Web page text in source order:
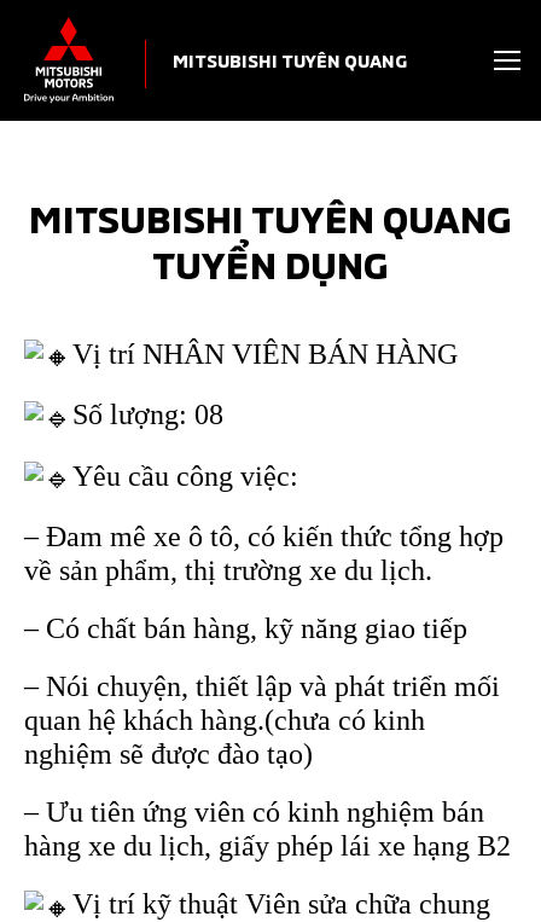
MITSUBISHI TUYÊN QUANG
MITSUBISHI TUYÊN QUANG
TUYỂN DỤNG
Vị trí NHÂN VIÊN BÁN HÀNG
Số lượng: 08
Yêu cầu công việc:
– Đam mê xe ô tô, có kiến thức tổng hợp
về sản phẩm, thị trường xe du lịch.
– Có chất bán hàng, kỹ năng giao tiếp
– Nói chuyện, thiết lập và phát triển mối
quan hệ khách hàng.(chưa có kinh
nghiệm sẽ được đào tạo)
– Ưu tiên ứng viên có kinh nghiệm bán
hàng xe du lịch, giấy phép lái xe hạng B2
Vị trí kỹ thuật Viên sửa chữa chung